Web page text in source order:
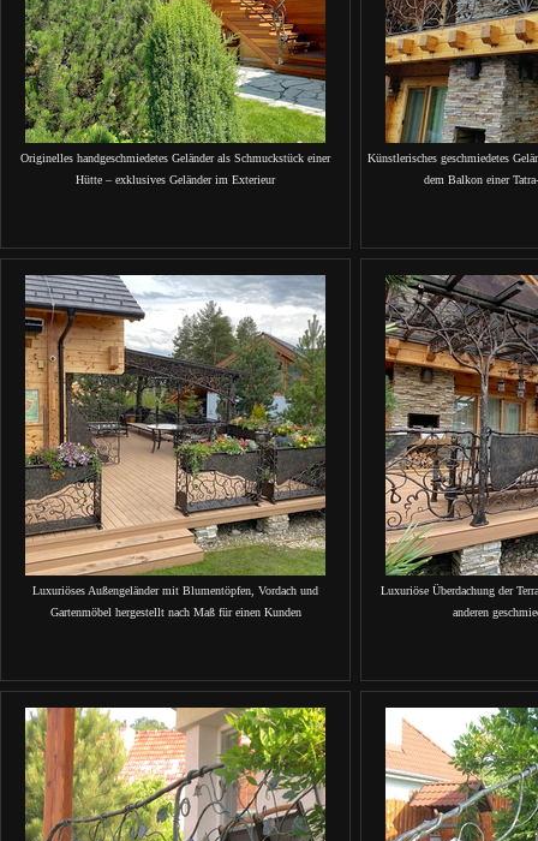
Originelles handgeschmiedetes Geländer als Schmuckstück einer
Hütte – exklusives Geländer im Exterieur
Künstlerisches geschmiedetes
dem Balkon einer
Luxuriöses Außengeländer mit Blumentöpfen, Vordach und
Gartenmöbel hergestellt nach Maß für einen Kunden
Luxuriöse Überdachung der
anderen